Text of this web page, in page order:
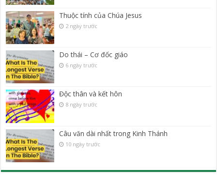
Thuộc tính của Chúa Jesus
2 ngày trước
Do thái – Cơ đốc giáo
6 ngày trước
Độc thân và kết hôn
8 ngày trước
Câu văn dài nhất trong Kinh Thánh
10 ngày trước